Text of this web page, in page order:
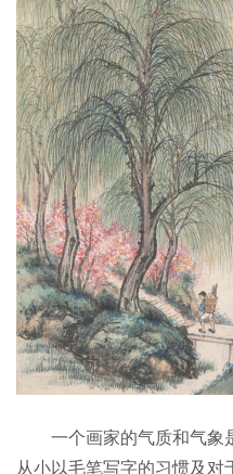
一个画家的气质和气象
从小以毛笔写字的习惯及